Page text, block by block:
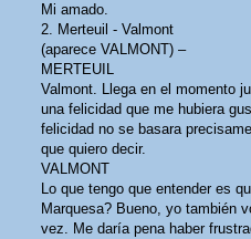
Mi amado.
2. Merteuil - Valmont
(aparece VALMONT) –
MERTEUIL
Valmont. Llega en el momento
una felicidad que me hubiera
felicidad no se basara
que quiero decir.
VALMONT
Lo que tengo que entender es
Marquesa? Bueno, yo también
vez. Me daría pena haber